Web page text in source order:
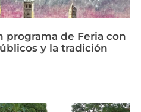
programa de Feria con
y la tradición